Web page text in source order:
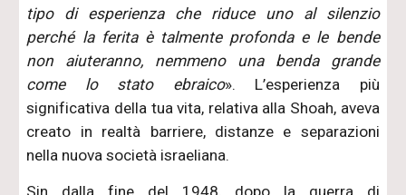
tipo di esperienza che riduce uno al silenzio
perché la ferita è talmente profonda e le bende
non aiuteranno, nemmeno una benda grande
come lo stato ebraico». L’esperienza più
significativa della tua vita, relativa alla Shoah, aveva
creato in realtà barriere, distanze e separazioni
nella nuova società israeliana.
Sin dalla fine del 1948, dopo la guerra di